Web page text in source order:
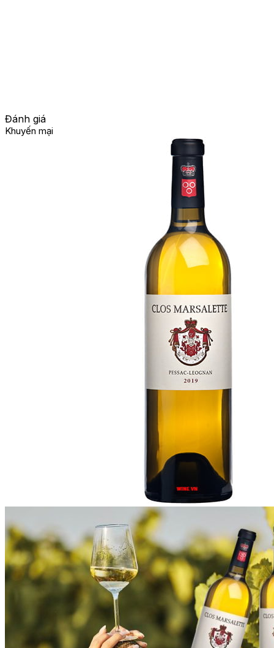
Đánh giá
Khuyến mại